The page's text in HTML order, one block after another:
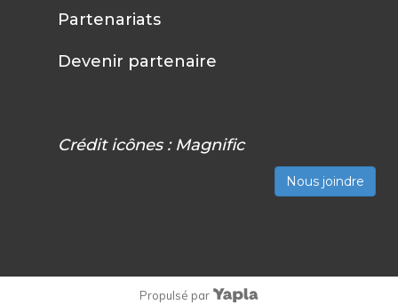
Partenariats
Devenir partenaire
Crédit icônes : Magnific
Nous joindre
Propulsé par